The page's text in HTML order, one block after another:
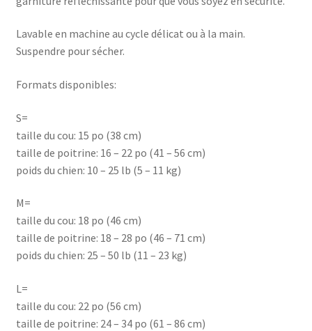
Lavable en machine au cycle délicat ou à la main.
Suspendre pour sécher.
Formats disponibles:
S=
taille du cou: 15 po (38 cm)
taille de poitrine: 16 – 22 po (41 – 56 cm)
poids du chien: 10 – 25 lb (5 – 11 kg)
M=
taille du cou: 18 po (46 cm)
taille de poitrine: 18 – 28 po (46 – 71 cm)
poids du chien: 25 – 50 lb (11 – 23 kg)
L=
taille du cou: 22 po (56 cm)
taille de poitrine: 24 – 34 po (61 – 86 cm)